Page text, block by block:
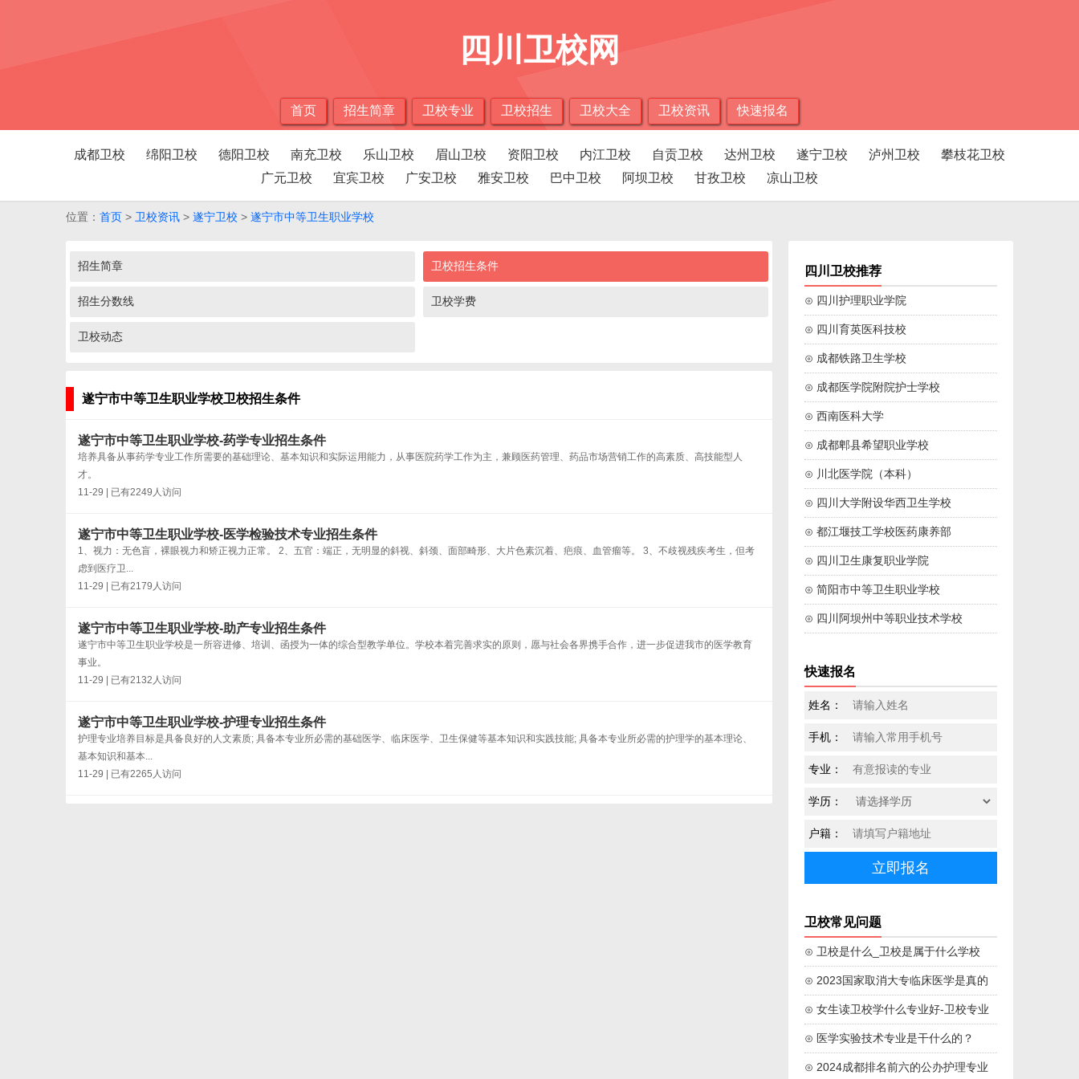
四川卫校网
首页 招生简章 卫校专业 卫校招生 卫校大全 卫校资讯 快速报名
成都卫校 绵阳卫校 德阳卫校 南充卫校 乐山卫校 眉山卫校 资阳卫校 内江卫校 自贡卫校 达州卫校 遂宁卫校 泸州卫校
攀枝花卫校
广元卫校
宜宾卫校 广安卫校 雅安卫校 巴中卫校 阿坝卫校 甘孜卫校 凉山卫校
位置： 首页 > 卫校资讯 > 遂宁卫校 > 遂宁市中等卫生职业学校
招生简章 卫校招生条件
招生分数线 卫校学费
卫校动态
遂宁市中等卫生职业学校卫校招生条件
遂宁市中等卫生职业学校-药学专业招生条件
培养具备从事药学专业工作所需要的基础理论、基本知识和实际运用能力，从事医院药学工作为主，兼顾医药管理、药品市场营销工作的高素质、高技能型人
才。
11-29 | 已有2249人访问
遂宁市中等卫生职业学校-医学检验技术专业招生条件
1、视力：无色盲，裸眼视力和矫正视力正常。 2、五官：端正，无明显的斜视、斜颈、面部畸形、大片色素沉着、疤痕、血管瘤等。 3、不歧视残疾考生，但考
虑到医疗卫...
11-29 | 已有2179人访问
遂宁市中等卫生职业学校-助产专业招生条件
遂宁市中等卫生职业学校是一所容进修、培训、函授为一体的综合型教学单位。学校本着完善求实的原则，愿与社会各界携手合作，进一步促进我市的医学教育
事业。
11-29 | 已有2132人访问
遂宁市中等卫生职业学校-护理专业招生条件
护理专业培养目标是具备良好的人文素质; 具备本专业所必需的基础医学、临床医学、卫生保健等基本知识和实践技能; 具备本专业所必需的护理学的基本理论、
基本知识和基本...
11-29 | 已有2265人访问
四川卫校推荐
⊙ 四川护理职业学院
⊙ 四川育英医科技校
⊙ 成都铁路卫生学校
⊙ 成都医学院附院护士学校
⊙ 西南医科大学
⊙ 成都郫县希望职业学校
⊙ 川北医学院（本科）
⊙ 四川大学附设华西卫生学校
⊙ 都江堰技工学校医药康养部
⊙ 四川卫生康复职业学院
⊙ 简阳市中等卫生职业学校
⊙ 四川阿坝州中等职业技术学校
快速报名
姓名：
手机：
专业：
学历：
户籍：
卫校常见问题
⊙ 卫校是什么_卫校是属于什么学校
⊙ 2023国家取消大专临床医学是真的
吗
⊙ 女生读卫校学什么专业好-卫校专业
学校推荐
⊙ 医学实验技术专业是干什么的？
⊙ 2024成都排名前六的公办护理专业